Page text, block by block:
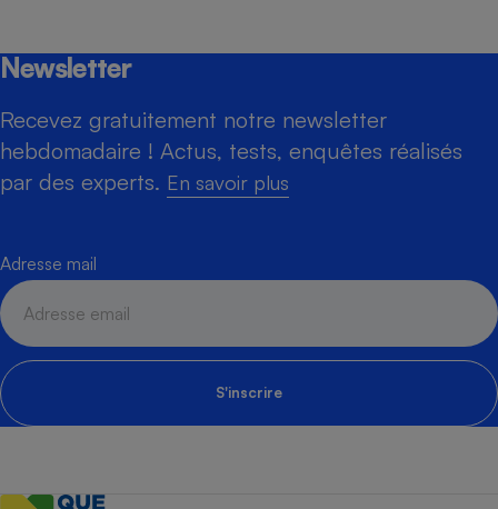
Newsletter
Recevez gratuitement notre newsletter
hebdomadaire ! Actus, tests, enquêtes réalisés
par des experts. En savoir plus
Adresse mail
S'inscrire